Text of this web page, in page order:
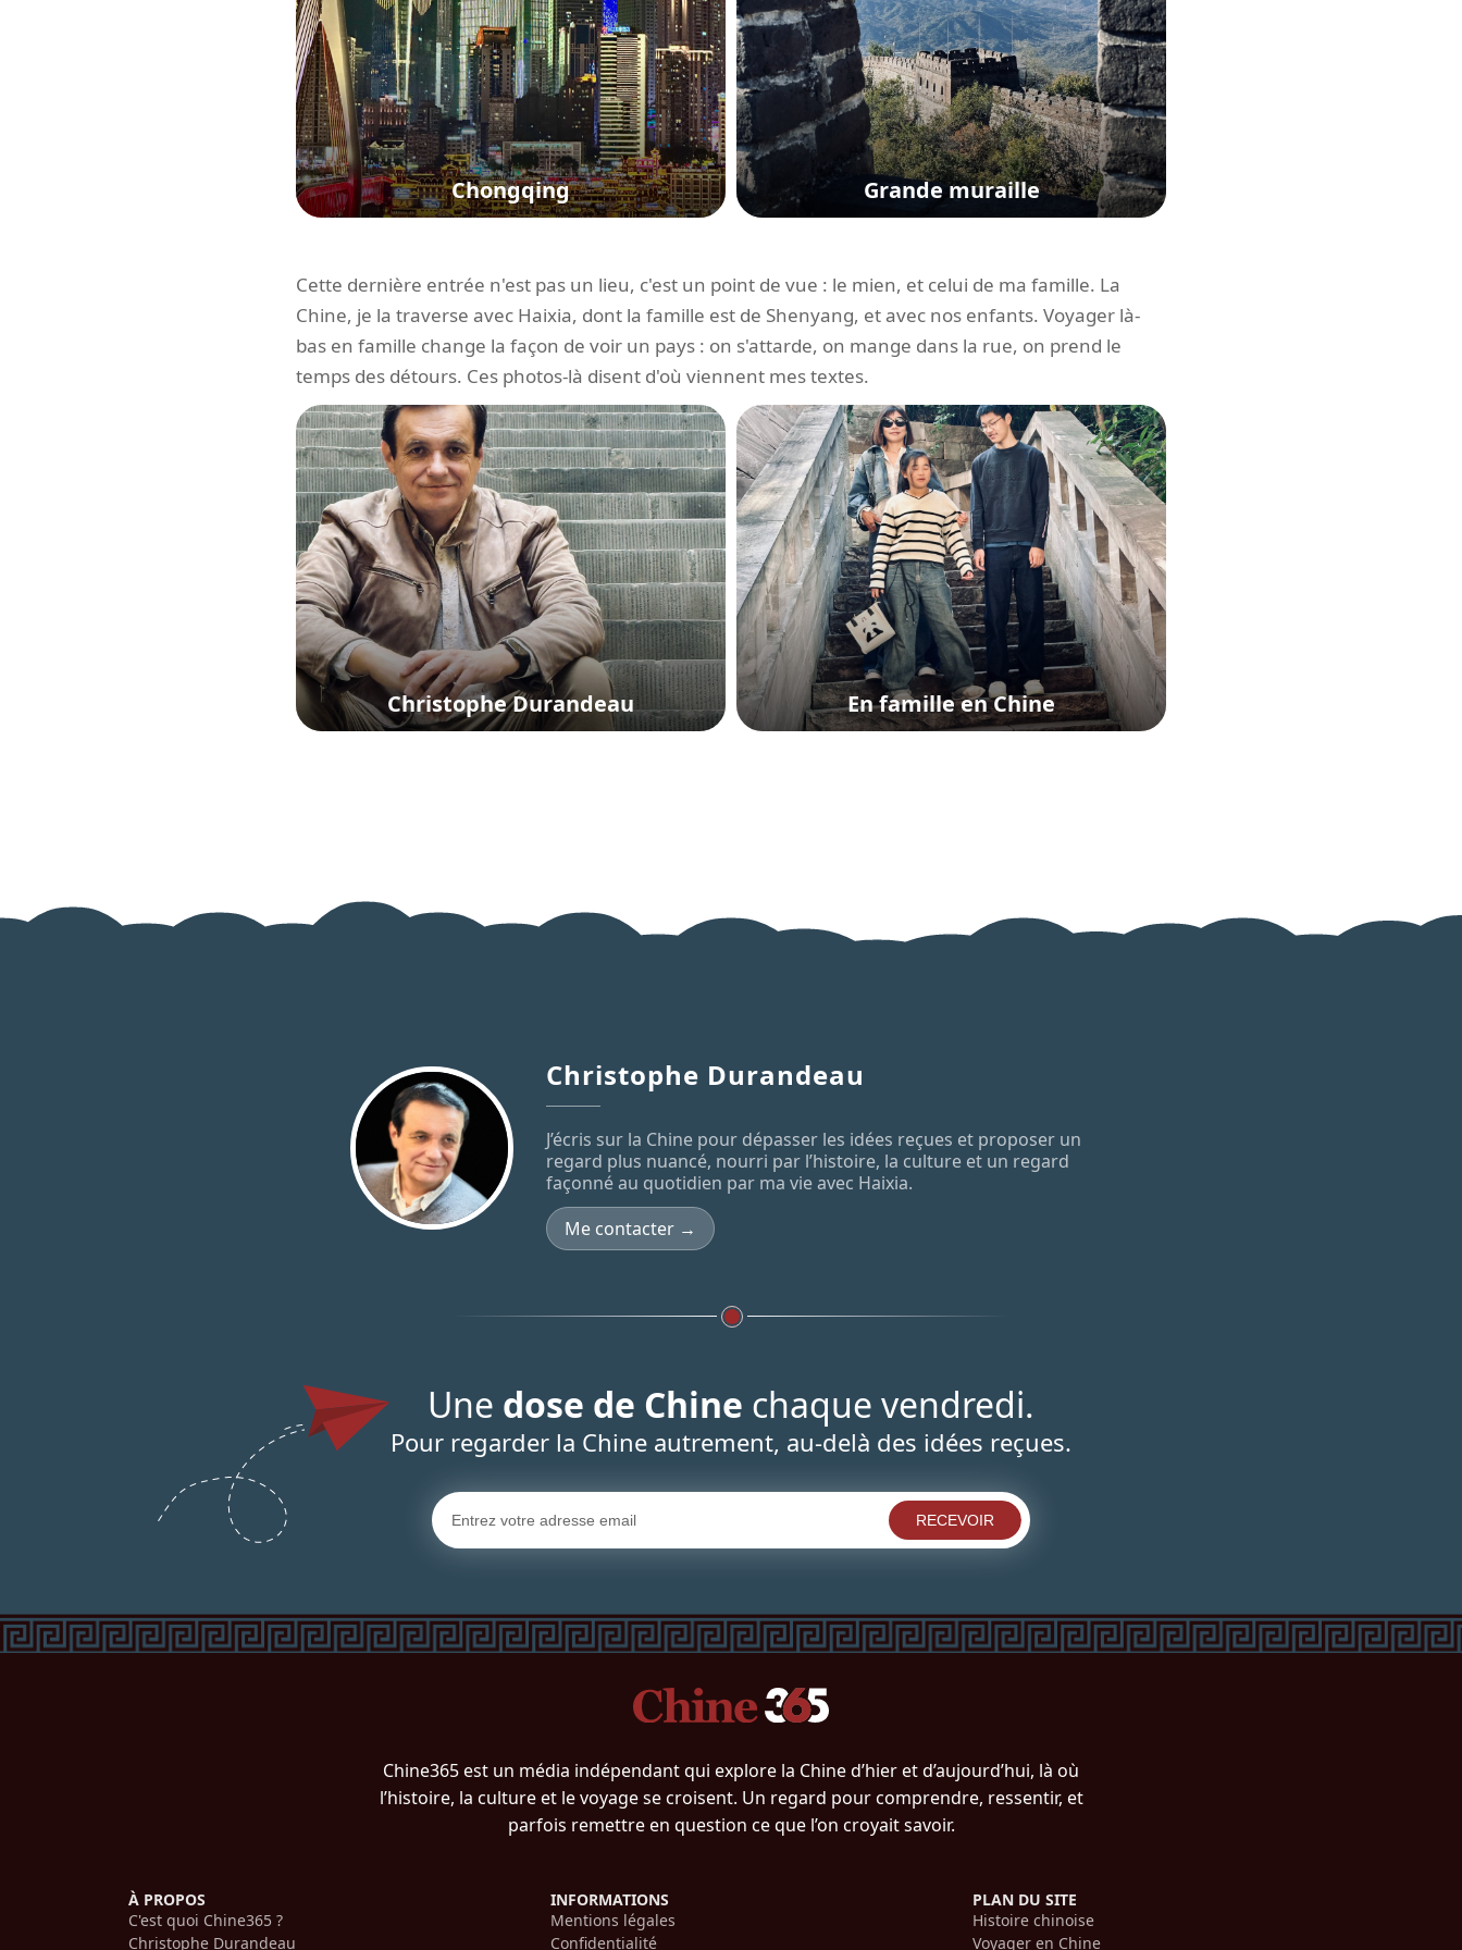
Chongqing Grande muraille
Cette dernière entrée n'est pas un lieu, c'est un point de vue : le mien, et celui de ma famille. La
Chine, je la traverse avec Haixia, dont la famille est de Shenyang, et avec nos enfants. Voyager là-
bas en famille change la façon de voir un pays : on s'attarde, on mange dans la rue, on prend le
temps des détours. Ces photos-là disent d'où viennent mes textes.
Christophe Durandeau En famille en Chine
Christophe Durandeau
J’écris sur la Chine pour dépasser les idées reçues et proposer un
regard plus nuancé, nourri par l’histoire, la culture et un regard
façonné au quotidien par ma vie avec Haixia.
Me contacter →
Une dose de Chine chaque vendredi.
Pour regarder la Chine autrement, au-delà des idées reçues.
RECEVOIR
Chine365 est un média indépendant qui explore la Chine d’hier et d’aujourd’hui, là où
l’histoire, la culture et le voyage se croisent. Un regard pour comprendre, ressentir, et
parfois remettre en question ce que l’on croyait savoir.
À PROPOS
C'est quoi Chine365 ?
Christophe Durandeau
INFORMATIONS
Mentions légales
Confidentialité
PLAN DU SITE
Histoire chinoise
Voyager en Chine